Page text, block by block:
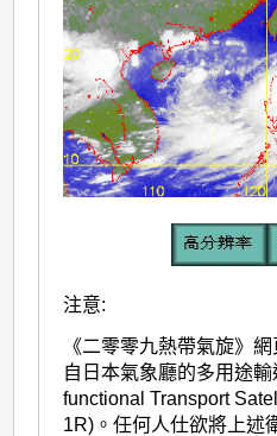
注意:
《二零零九熱帶氣旋》
自日本氣象廳的多用途
functional Transport
1R)。任何人仕欲將上述